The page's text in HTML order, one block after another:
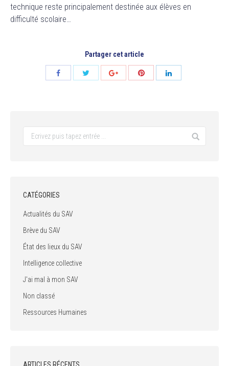
technique reste principalement destinée aux élèves en
difficulté scolaire…
Partager cet article
CATÉGORIES
Actualités du SAV
Brève du SAV
État des lieux du SAV
Intelligence collective
J'ai mal à mon SAV
Non classé
Ressources Humaines